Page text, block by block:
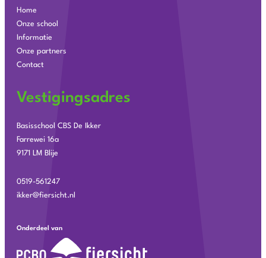
Home
Onze school
Informatie
Onze partners
Contact
Vestigingsadres
Basisschool CBS De Ikker
Farrewei 16a
9171 LM Blije
0519-561247
ikker@fiersicht.nl
Onderdeel van